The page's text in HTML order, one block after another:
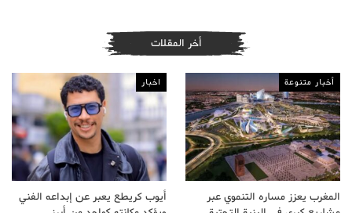
أخر المقلات
أخبار متنوعة
المغرب يعزز مساره التنموي عبر
اخبار
أيوب كريطع يعبر عن إبداعه الفني